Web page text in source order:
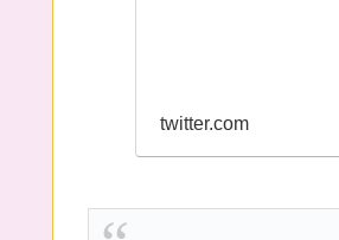
マッハさん変態紳士